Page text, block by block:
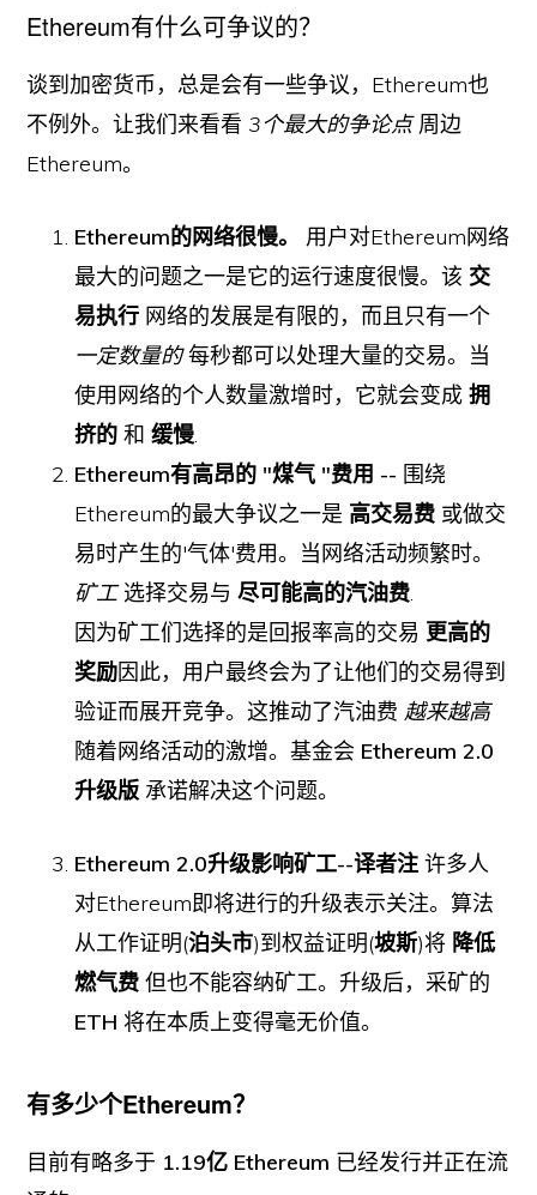
Ethereum有什么可争议的？
谈到加密货币，总是会有一些争议，Ethereum也
不例外。让我们来看看 3个最大的争论点周边
Ethereum。
Ethereum的网络很慢。 用户对Ethereum网络
最大的问题之一是它的运行速度很慢。该 交
易执行 网络的发展是有限的，而且只有一个
一定数量的每秒都可以处理大量的交易。当
使用网络的个人数量激增时，它就会变成拥
挤的 和缓慢.
Ethereum有高昂的 "煤气 "费用 -- 围绕
Ethereum的最大争议之一是 高交易费 或做交
易时产生的'气体'费用。当网络活动频繁时。
矿工选择交易与尽可能高的汽油费.
因为矿工们选择的是回报率高的交易更高的
奖励因此，用户最终会为了让他们的交易得到
验证而展开竞争。这推动了汽油费 越来越高
随着网络活动的激增。基金会 Ethereum 2.0
升级版 承诺解决这个问题。
Ethereum 2.0升级影响矿工--译者注 许多人
对Ethereum即将进行的升级表示关注。算法
从工作证明(泊头市)到权益证明(坡斯)将 降低
燃气费 但也不能容纳矿工。升级后，采矿的
ETH 将在本质上变得毫无价值。
有多少个Ethereum？
目前有略多于 1.19亿 Ethereum 已经发行并正在流